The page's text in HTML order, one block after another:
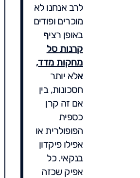
לרב אנחנו לא
מוכרים ופודים
באופן רציף
קרנות סל
מחקות מדד,
אלא יותר
חסכונות, בין
אם זה קרן
כספית
הפופולרית או
אפילו פיקדון
בנקאי. כל
אפיק שכזה